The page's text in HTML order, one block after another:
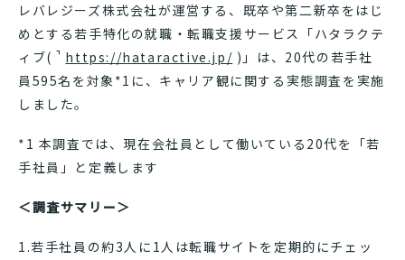
レバレジーズ株式会社が運営する、既卒や第二新卒をはじ
めとする若手特化の就職・転職支援サービス「ハタラクテ
ィブ( https://hataractive.jp/ )」は、20代の若手社
員595名を対象*1に、キャリア観に関する実態調査を実施
しました。
*1 本調査では、現在会社員として働いている20代を「若
手社員」と定義します
＜調査サマリー＞
1.若手社員の約3人に1人は転職サイトを定期的にチェッ